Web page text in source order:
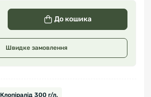
До кошика
Швидке замовлення
Клопіралід 300 г/л.